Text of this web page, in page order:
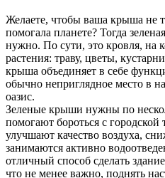
Желаете, чтобы ваша крыша не
помогала планете? Тогда
нужно. По сути, это кровля, на
растения: траву, цветы,
крыша объединяет в себе
обычно неприглядное место в
оазис.
Зеленые крыши нужны по
помогают бороться с городской
улучшают качество воздуха,
занимаются активно
отличный способ сделать
что не менее важно, поднять